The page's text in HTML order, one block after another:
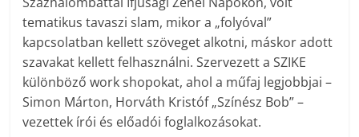
tematikus tavaszi slam, mikor a „folyóval”
kapcsolatban kellett szöveget alkotni, máskor adott
szavakat kellett felhasználni. Szervezett a SZIKE
különböző work shopokat, ahol a műfaj legjobbjai –
Simon Márton, Horváth Kristóf „Színész Bob” –
vezettek írói és előadói foglalkozásokat.